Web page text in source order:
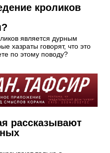
кроликов
является дурным
хазраты говорят, что это
по этому поводу?
рассказывают